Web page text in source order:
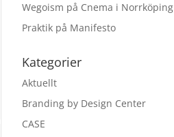
Wegoism på Cnema i Norrköping
Praktik på Manifesto
Kategorier
Aktuellt
Branding by Design Center
CASE